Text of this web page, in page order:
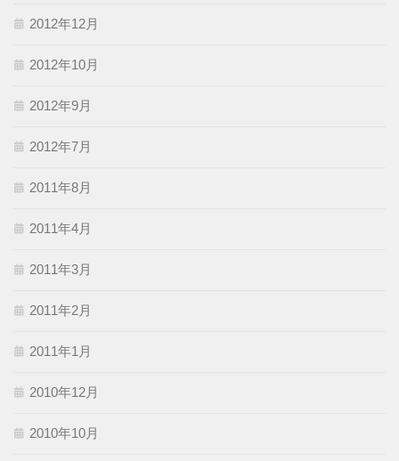
2012年12月
2012年10月
2012年9月
2012年7月
2011年8月
2011年4月
2011年3月
2011年2月
2011年1月
2010年12月
2010年10月